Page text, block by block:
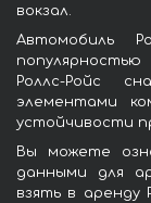
вокзал.
Автомобиль
Роллс-Ройс
элементами
устойчивости
Вы можете
данными для
взять в аренду